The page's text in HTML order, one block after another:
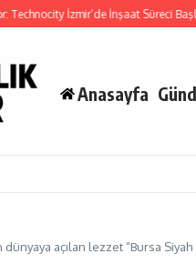
İzmir’de İnşaat Süreci Başladı
Anasayfa
açılan lezzet “Bursa Siyah